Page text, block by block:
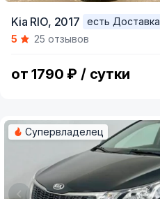
of
Kia RIO, 2017
есть Доставка
5
25 отзывов
от 1790 ₽ / сутки
Супервладелец